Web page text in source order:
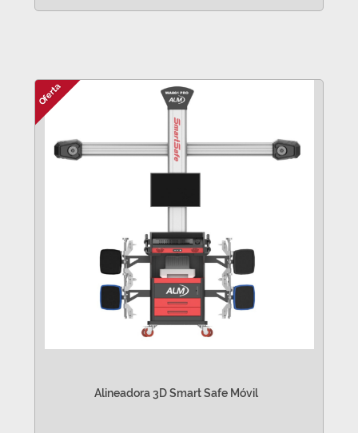
Oferta
Alineadora 3D Smart Safe Móvil